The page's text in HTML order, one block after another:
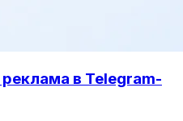
в Telegram-